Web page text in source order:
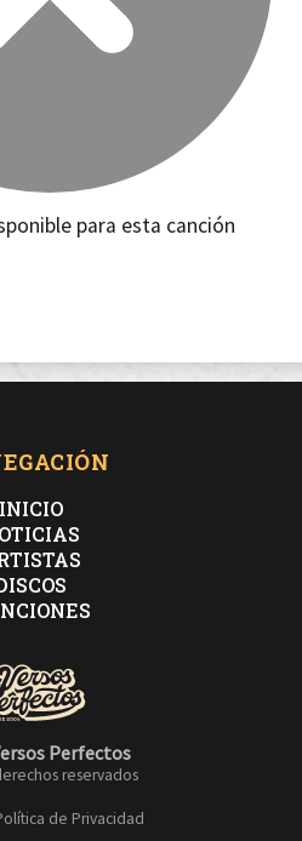
para esta canción
INICIO
Perfectos
reservados
de Privacidad